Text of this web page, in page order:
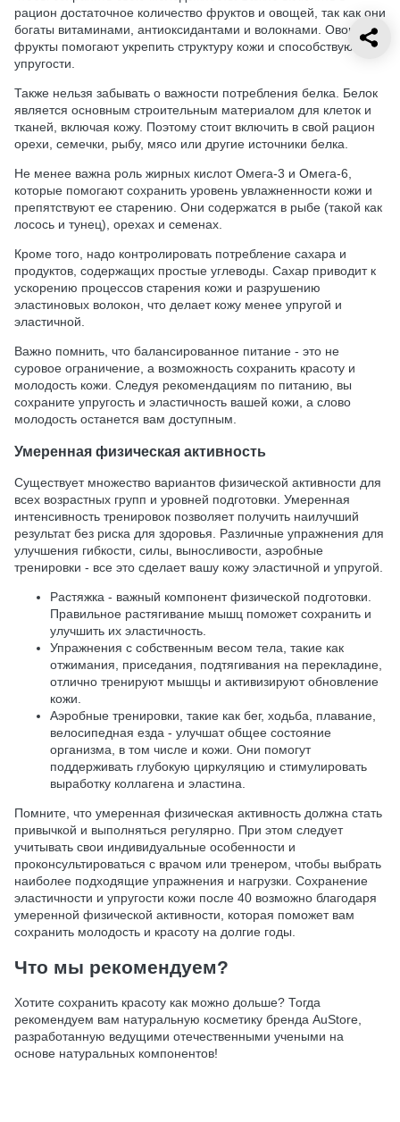
рацион достаточное количество фруктов и овощей, так как они
богаты витаминами, антиоксидантами и волокнами. Овощи и
фрукты помогают укрепить структуру кожи и способствуют ее
упругости.
Также нельзя забывать о важности потребления белка. Белок
является основным строительным материалом для клеток и
тканей, включая кожу. Поэтому стоит включить в свой рацион
орехи, семечки, рыбу, мясо или другие источники белка.
Не менее важна роль жирных кислот Омега-3 и Омега-6,
которые помогают сохранить уровень увлажненности кожи и
препятствуют ее старению. Они содержатся в рыбе (такой как
лосось и тунец), орехах и семенах.
Кроме того, надо контролировать потребление сахара и
продуктов, содержащих простые углеводы. Сахар приводит к
ускорению процессов старения кожи и разрушению
эластиновых волокон, что делает кожу менее упругой и
эластичной.
Важно помнить, что балансированное питание - это не
суровое ограничение, а возможность сохранить красоту и
молодость кожи. Следуя рекомендациям по питанию, вы
сохраните упругость и эластичность вашей кожи, а слово
молодость останется вам доступным.
Умеренная физическая активность
Существует множество вариантов физической активности для
всех возрастных групп и уровней подготовки. Умеренная
интенсивность тренировок позволяет получить наилучший
результат без риска для здоровья. Различные упражнения для
улучшения гибкости, силы, выносливости, аэробные
тренировки - все это сделает вашу кожу эластичной и упругой.
Растяжка - важный компонент физической подготовки.
Правильное растягивание мышц поможет сохранить и
улучшить их эластичность.
Упражнения с собственным весом тела, такие как
отжимания, приседания, подтягивания на перекладине,
отлично тренируют мышцы и активизируют обновление
кожи.
Аэробные тренировки, такие как бег, ходьба, плавание,
велосипедная езда - улучшат общее состояние
организма, в том числе и кожи. Они помогут
поддерживать глубокую циркуляцию и стимулировать
выработку коллагена и эластина.
Помните, что умеренная физическая активность должна стать
привычкой и выполняться регулярно. При этом следует
учитывать свои индивидуальные особенности и
проконсультироваться с врачом или тренером, чтобы выбрать
наиболее подходящие упражнения и нагрузки. Сохранение
эластичности и упругости кожи после 40 возможно благодаря
умеренной физической активности, которая поможет вам
сохранить молодость и красоту на долгие годы.
Что мы рекомендуем?
Хотите сохранить красоту как можно дольше? Тогда
рекомендуем вам натуральную косметику бренда AuStore,
разработанную ведущими отечественными учеными на
основе натуральных компонентов!